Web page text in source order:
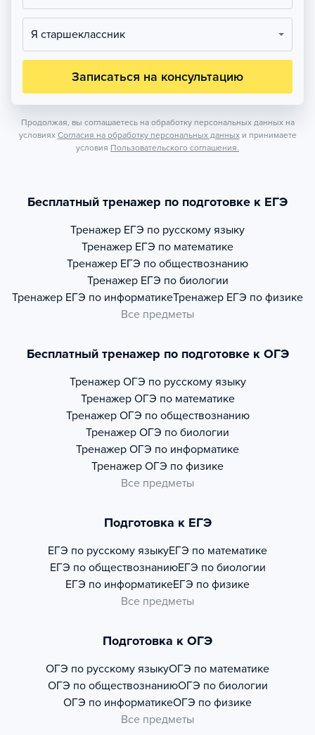
Я старшеклассник
Записаться на консультацию
Продолжая, вы соглашаетесь на обработку персональных данных на
условиях Согласия на обработку персональных данных и принимаете
условия Пользовательского соглашения.
Бесплатный тренажер по подготовке к ЕГЭ
Тренажер ЕГЭ по русскому языку
Тренажер ЕГЭ по математике
Тренажер ЕГЭ по обществознанию
Тренажер ЕГЭ по биологии
Тренажер ЕГЭ по информатикеТренажер ЕГЭ по физике
Все предметы
Бесплатный тренажер по подготовке к ОГЭ
Тренажер ОГЭ по русскому языку
Тренажер ОГЭ по математике
Тренажер ОГЭ по обществознанию
Тренажер ОГЭ по биологии
Тренажер ОГЭ по информатике
Тренажер ОГЭ по физике
Все предметы
Подготовка к ЕГЭ
ЕГЭ по русскому языкуЕГЭ по математике
ЕГЭ по обществознаниюЕГЭ по биологии
ЕГЭ по информатикеЕГЭ по физике
Все предметы
Подготовка к ОГЭ
ОГЭ по русскому языкуОГЭ по математике
ОГЭ по обществознаниюОГЭ по биологии
ОГЭ по информатикеОГЭ по физике
Все предметы